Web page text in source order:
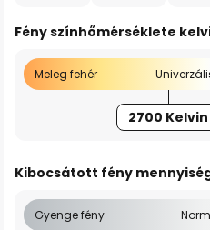
Fény színhőmérséklete
Meleg fehér
2700 Kelvin
Kibocsátott fény
Gyenge fény